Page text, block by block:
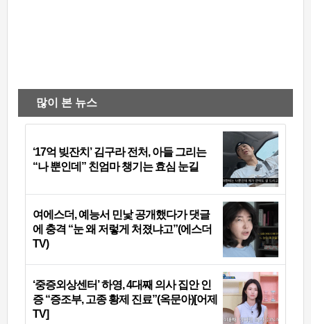
많이 본 뉴스
‘17억 빚잔치’ 김구라 전처, 아들 그리는
“나 뿐인데” 친엄마 챙기는 효심 눈길
여에스더, 예능서 민낯 공개했다가 댓글
에 충격 “눈 왜 저렇게 처졌냐고”(에스더
TV)
‘중증외상센터’ 하영, 4대째 의사 집안 인
증 “증조부, 고종 황제 진료”(옥문아)[어제
TV]